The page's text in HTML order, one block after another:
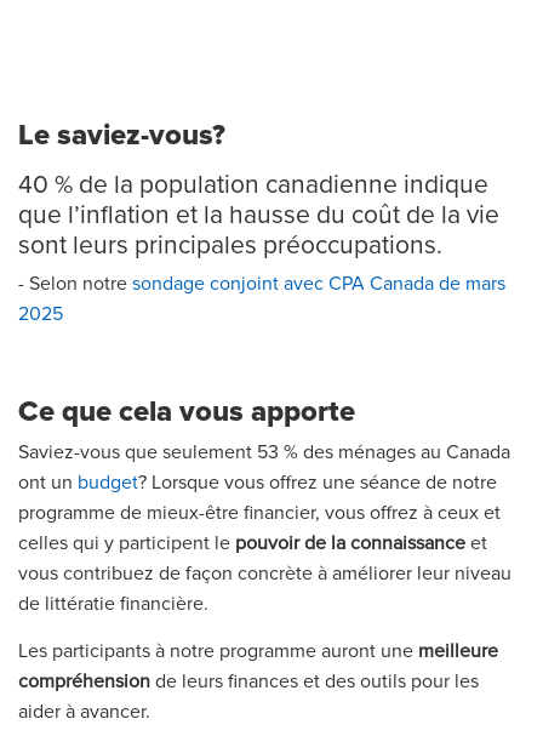
Le saviez-vous?
40 % de la population canadienne indique
que l’inflation et la hausse du coût de la vie
sont leurs principales préoccupations.
- Selon notre sondage conjoint avec CPA Canada de mars
2025
Ce que cela vous apporte
Saviez-vous que seulement 53 % des ménages au Canada
ont un budget? Lorsque vous offrez une séance de notre
programme de mieux-être financier, vous offrez à ceux et
celles qui y participent le pouvoir de la connaissance et
vous contribuez de façon concrète à améliorer leur niveau
de littératie financière.
Les participants à notre programme auront une meilleure
compréhension de leurs finances et des outils pour les
aider à avancer.